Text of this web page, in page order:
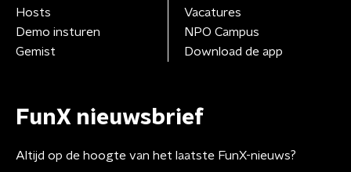
Hosts
Demo insturen
Gemist
Vacatures
NPO Campus
Download de app
FunX nieuwsbrief
Altijd op de hoogte van het laatste FunX-nieuws?